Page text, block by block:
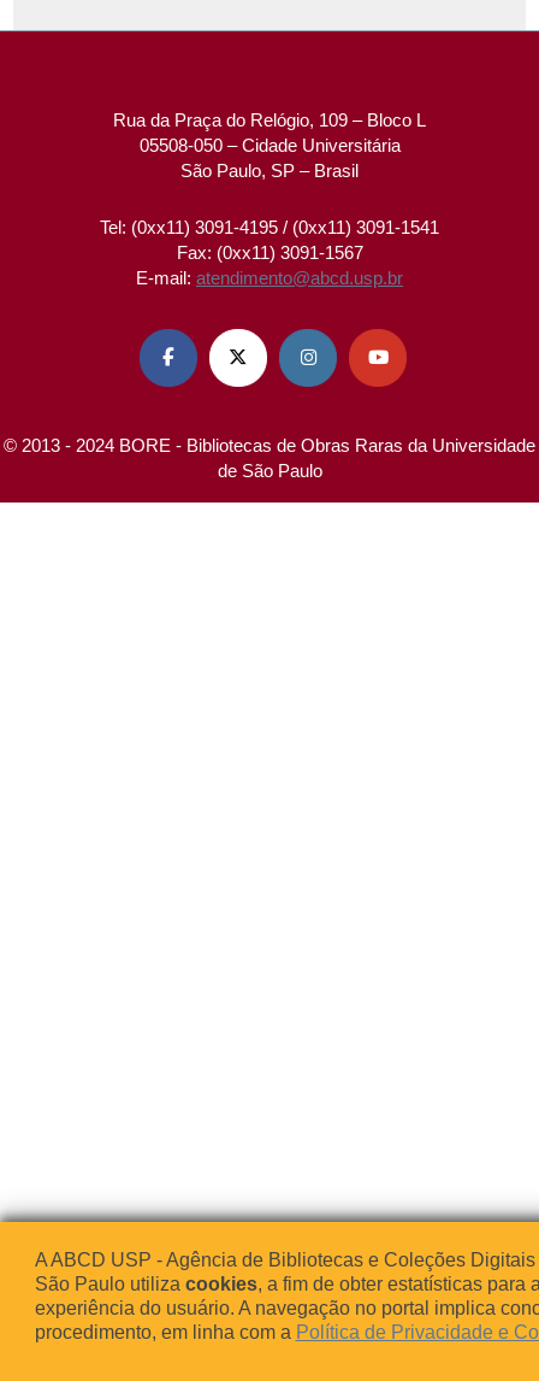
Rua da Praça do Relógio, 109 – Bloco L
05508-050 – Cidade Universitária
São Paulo, SP – Brasil
Tel: (0xx11) 3091-4195 / (0xx11) 3091-1541
Fax: (0xx11) 3091-1567
E-mail: atendimento@abcd.usp.br
   
© 2013 - 2024 BORE - Bibliotecas de Obras Raras da Universidade
de São Paulo
A ABCD USP - Agência de Bibliotecas e Coleções
São Paulo utiliza cookies, a fim de obter estatísticas para
experiência do usuário. A navegação no portal implica
procedimento, em linha com a Política de Privacidade e